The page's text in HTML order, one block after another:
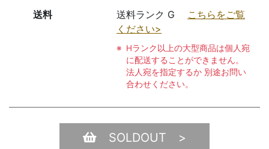
送料 送料ランク G こちらをご覧
ください>
Hランク以上の大型商品は個人宛
に配送することができません。
法人宛を指定するか 別途お問い
合わせください。
SOLDOUT >